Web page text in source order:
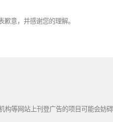
意，并感谢您的理解。
构等网站上刊登广告的项目可能会